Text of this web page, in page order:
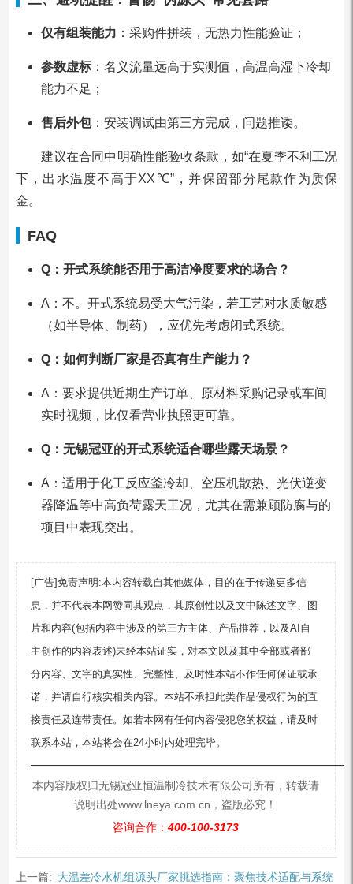
仅有组装能力 ：采购件拼装，无热力性能验证；
参数虚标：名义流量远高于实测值，高温高湿下冷却
能力不足；
售后外包：安装调试由第三方完成，问题推诿。
建议在合同中明确性能验收条款，如“在夏季不利工况
下，出水温度不高于XX℃”，并保留部分尾款作为质保
金。
FAQ
Q：开式系统能否用于高洁净度要求的场合？
A：不。开式系统易受大气污染，若工艺对水质敏感
（如半导体、制药），应优先考虑闭式系统。
Q：如何判断厂家是否真有生产能力？
A：要求提供近期生产订单、原材料采购记录或车间
实时视频，比仅看营业执照更可靠。
Q：无锡冠亚的开式系统适合哪些露天场景？
A：适用于化工反应釜冷却、空压机散热、光伏逆变
器降温等中高负荷露天工况，尤其在需兼顾防腐与的
项目中表现突出。
[广告]免责声明:本内容转载自其他媒体，目的在于传递更多信
息，并不代表本网赞同其观点，其原创性以及文中陈述文字、图
片和内容(包括内容中涉及的第三方主体、产品推荐，以及AI自
主创作的内容表述)未经本站证实，对本文以及其中全部或者部
分内容、文字的真实性、完整性、及时性本站不作任何保证或承
诺，并请自行核实相关内容。本站不承担此类作品侵权行为的直
接责任及连带责任。如若本网有任何内容侵犯您的权益，请及时
联系本站，本站将会在24小时内处理完毕。
本内容版权归无锡冠亚恒温制冷技术有限公司所有，转载请
说明出处www.lneya.com.cn，盗版必究！
咨询合作： 400-100-3173
上一篇: 大温差冷水机组源头厂家挑选指南：聚焦技术适配与系统